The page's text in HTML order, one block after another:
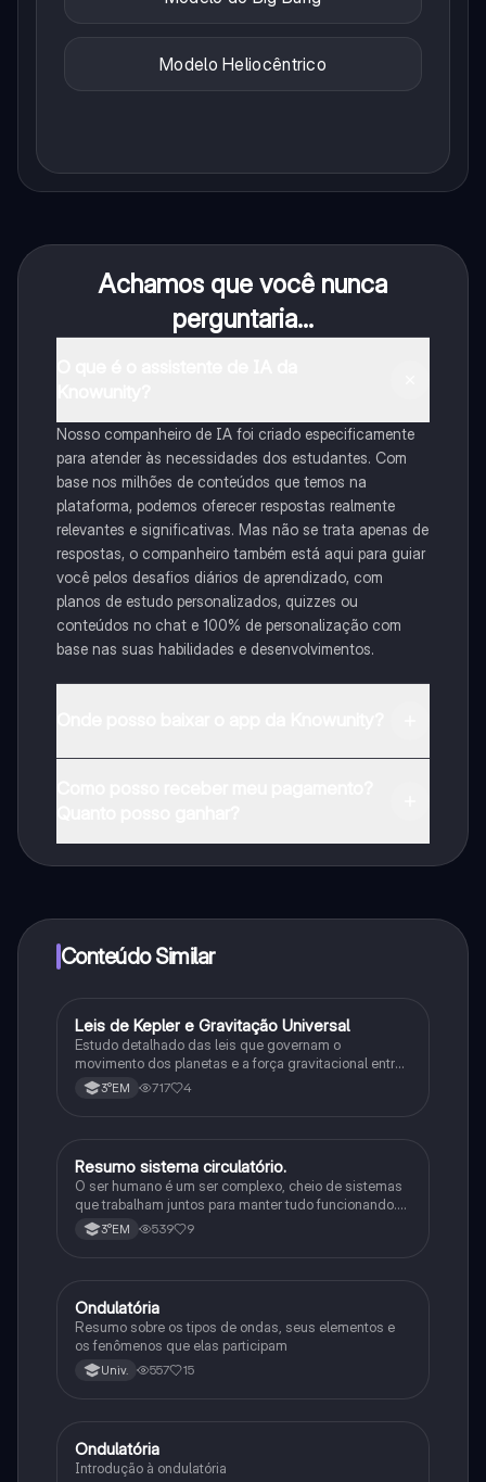
Modelo Heliocêntrico
Achamos que você nunca
perguntaria...
Nosso companheiro de IA foi criado especificamente
para atender às necessidades dos estudantes. Com
base nos milhões de conteúdos que temos na
plataforma, podemos oferecer respostas realmente
relevantes e significativas. Mas não se trata apenas de
respostas, o companheiro também está aqui para guiar
você pelos desafios diários de aprendizado, com
planos de estudo personalizados, quizzes ou
conteúdos no chat e 100% de personalização com
base nas suas habilidades e desenvolvimentos.
Conteúdo Similar
Ciência
Leis de Kepler e Gravitação Universal
Estudo detalhado das leis que governam o
movimento dos planetas e a força gravitacional entre
corpos3°EM 717 4
Física
Resumo sistema circulatório.
O ser humano é um ser complexo, cheio de sistemas
que trabalham juntos para manter tudo funcionando.
Tem inteligência, se comunica de várias formas e
consegue se adaptar a diferentes situações.
3°EM 539 9
Física
Ondulatória
Resumo sobre os tipos de ondas, seus elementos e
os fenômenos que elas participam
Univ. 557 15
Física
Ondulatória
Introdução à ondulatória